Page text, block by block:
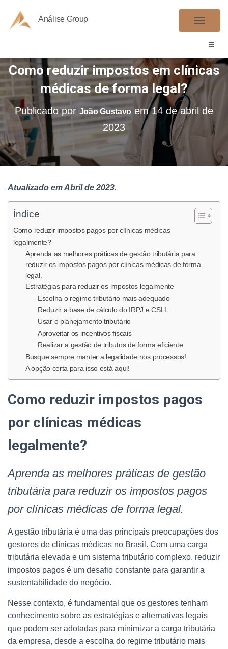
Análise Group
A
E
R
N
Ç
Ã
Como reduzir impostos em clínicas
médicas de forma legal?
Publicado por João Gustavoem14 de abril de
2023
Atualizado em Abril de 2023.
Índice
Como reduzir impostos pagos por clínicas médicas
legalmente?
Aprenda as melhores práticas de gestão tributária para
reduzir os impostos pagos por clínicas médicas de forma
legal.
Estratégias para reduzir os impostos legalmente
Escolha o regime tributário mais adequado
Reduzir a base de cálculo do IRPJ e CSLL
Usar o planejamento tributário
Aproveitar os incentivos fiscais
Realizar a gestão de tributos de forma eficiente
Busque sempre manter a legalidade nos processos!
A opção certa para isso está aqui!
Como reduzir impostos pagos
por clínicas médicas
legalmente?
Aprenda as melhores práticas de gestão
tributária para reduzir os impostos pagos
por clínicas médicas de forma legal.
A gestão tributária é uma das principais preocupações dos
gestores de clínicas médicas no Brasil. Com uma carga
tributária elevada e um sistema tributário complexo, reduzir
impostos pagos é um desafio constante para garantir a
sustentabilidade do negócio.
Nesse contexto, é fundamental que os gestores tenham
conhecimento sobre as estratégias e alternativas legais
que podem ser adotadas para minimizar a carga tributária
da empresa, desde a escolha do regime tributário mais